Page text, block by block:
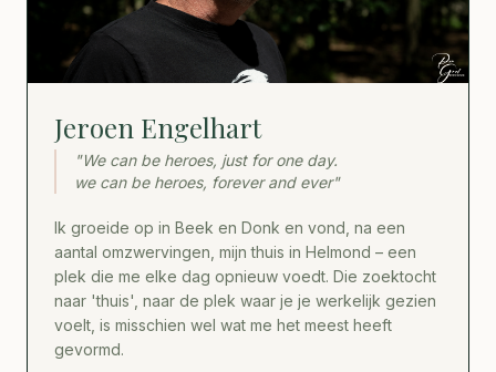
Jeroen Engelhart
"We can be heroes, just for one day.
we can be heroes, forever and ever"
Ik groeide op in Beek en Donk en vond, na een
aantal omzwervingen, mijn thuis in Helmond – een
plek die me elke dag opnieuw voedt. Die zoektocht
naar 'thuis', naar de plek waar je je werkelijk gezien
voelt, is misschien wel wat me het meest heeft
gevormd.